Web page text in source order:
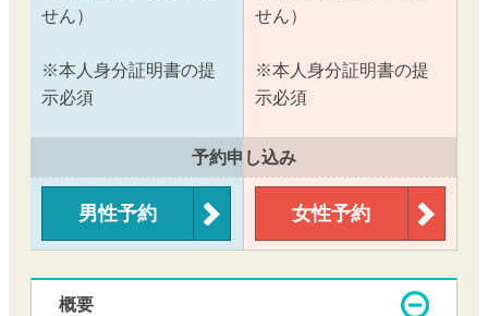
せん）
※本人身分証明書の提
示必須
せん）
※本人身分証明書の提
示必須
予約申し込み
男性予約 女性予約
概要